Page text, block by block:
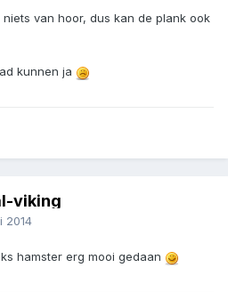
van hoor, dus kan de plank ook
kunnen ja
viking
2014
hamster erg mooi gedaan